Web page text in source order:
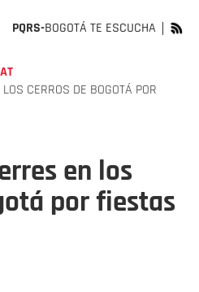
PQRS-BOGOTÁ TE ESCUCHA
CERROS DE BOGOTÁ POR
en los
por fiestas